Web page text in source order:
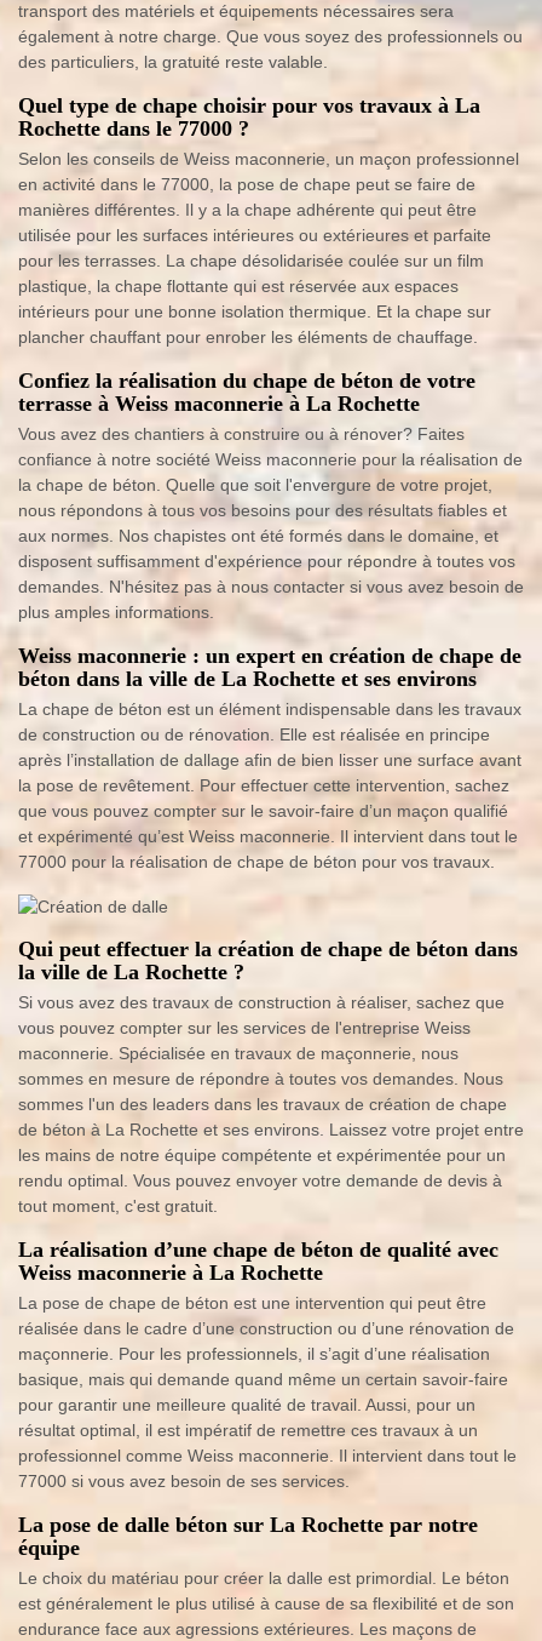
transport des matériels et équipements nécessaires sera
également à notre charge. Que vous soyez des professionnels ou
des particuliers, la gratuité reste valable.
Quel type de chape choisir pour vos travaux à La
Rochette dans le 77000 ?
Selon les conseils de Weiss maconnerie, un maçon professionnel
en activité dans le 77000, la pose de chape peut se faire de
manières différentes. Il y a la chape adhérente qui peut être
utilisée pour les surfaces intérieures ou extérieures et parfaite
pour les terrasses. La chape désolidarisée coulée sur un film
plastique, la chape flottante qui est réservée aux espaces
intérieurs pour une bonne isolation thermique. Et la chape sur
plancher chauffant pour enrober les éléments de chauffage.
Confiez la réalisation du chape de béton de votre
terrasse à Weiss maconnerie à La Rochette
Vous avez des chantiers à construire ou à rénover? Faites
confiance à notre société Weiss maconnerie pour la réalisation de
la chape de béton. Quelle que soit l'envergure de votre projet,
nous répondons à tous vos besoins pour des résultats fiables et
aux normes. Nos chapistes ont été formés dans le domaine, et
disposent suffisamment d'expérience pour répondre à toutes vos
demandes. N'hésitez pas à nous contacter si vous avez besoin de
plus amples informations.
Weiss maconnerie : un expert en création de chape de
béton dans la ville de La Rochette et ses environs
La chape de béton est un élément indispensable dans les travaux
de construction ou de rénovation. Elle est réalisée en principe
après l’installation de dallage afin de bien lisser une surface avant
la pose de revêtement. Pour effectuer cette intervention, sachez
que vous pouvez compter sur le savoir-faire d’un maçon qualifié
et expérimenté qu’est Weiss maconnerie. Il intervient dans tout le
77000 pour la réalisation de chape de béton pour vos travaux.
Qui peut effectuer la création de chape de béton dans
la ville de La Rochette ?
Si vous avez des travaux de construction à réaliser, sachez que
vous pouvez compter sur les services de l'entreprise Weiss
maconnerie. Spécialisée en travaux de maçonnerie, nous
sommes en mesure de répondre à toutes vos demandes. Nous
sommes l'un des leaders dans les travaux de création de chape
de béton à La Rochette et ses environs. Laissez votre projet entre
les mains de notre équipe compétente et expérimentée pour un
rendu optimal. Vous pouvez envoyer votre demande de devis à
tout moment, c'est gratuit.
La réalisation d’une chape de béton de qualité avec
Weiss maconnerie à La Rochette
La pose de chape de béton est une intervention qui peut être
réalisée dans le cadre d’une construction ou d’une rénovation de
maçonnerie. Pour les professionnels, il s’agit d’une réalisation
basique, mais qui demande quand même un certain savoir-faire
pour garantir une meilleure qualité de travail. Aussi, pour un
résultat optimal, il est impératif de remettre ces travaux à un
professionnel comme Weiss maconnerie. Il intervient dans tout le
77000 si vous avez besoin de ses services.
La pose de dalle béton sur La Rochette par notre
équipe
Le choix du matériau pour créer la dalle est primordial. Le béton
est généralement le plus utilisé à cause de sa flexibilité et de son
endurance face aux agressions extérieures. Les maçons de